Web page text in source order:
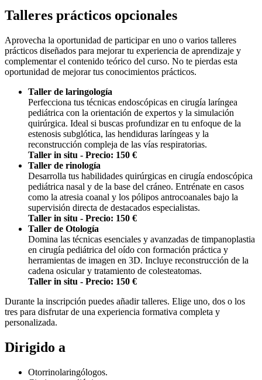
Talleres prácticos opcionales
Aprovecha la oportunidad de participar en uno o varios talleres
prácticos diseñados para mejorar tu experiencia de aprendizaje y
complementar el contenido teórico del curso. No te pierdas esta
oportunidad de mejorar tus conocimientos prácticos.
Taller de laringología
Perfecciona tus técnicas endoscópicas en cirugía laríngea
pediátrica con la orientación de expertos y la simulación
quirúrgica. Ideal si buscas profundizar en tu enfoque de la
estenosis subglótica, las hendiduras laríngeas y la
reconstrucción compleja de las vías respiratorias.
Taller in situ - Precio: 150 €
Taller de rinología
Desarrolla tus habilidades quirúrgicas en cirugía endoscópica
pediátrica nasal y de la base del cráneo. Entrénate en casos
como la atresia coanal y los pólipos antrocoanales bajo la
supervisión directa de destacados especialistas.
Taller in situ - Precio: 150 €
Taller de Otología
Domina las técnicas esenciales y avanzadas de timpanoplastia
en cirugía pediátrica del oído con formación práctica y
herramientas de imagen en 3D. Incluye reconstrucción de la
cadena osicular y tratamiento de colesteatomas.
Taller in situ - Precio: 150 €
Durante la inscripción puedes añadir talleres. Elige uno, dos o los
tres para disfrutar de una experiencia formativa completa y
personalizada.
Dirigido a
Otorrinolaringólogos.